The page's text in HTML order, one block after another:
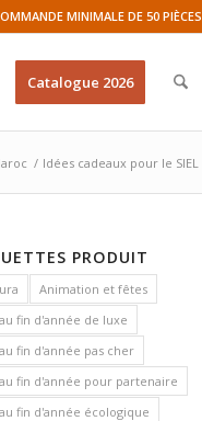
MINIMALE DE 50 PIÈCES
Catalogue 2026
/ Idées cadeaux pour le SIEL
PRODUIT
Animation et fêtes
fin d'année de luxe
fin d'année pas cher
fin d'année pour partenaire
fin d'année écologique